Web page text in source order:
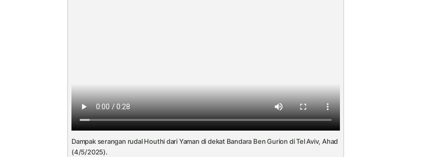
Dampak serangan rudal Houthi dari Yaman di dekat Bandara Ben Gurion di Tel Aviv, Ahad
(4/5/2025).